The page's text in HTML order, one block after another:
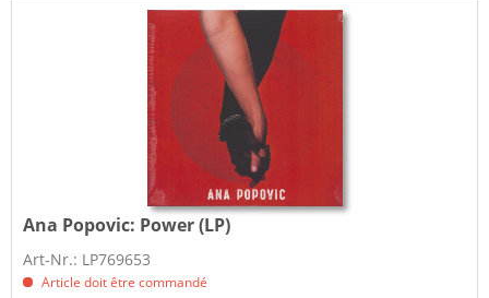
Ana Popovic: Power (LP)
Art-Nr.: LP769653
Article doit être commandé